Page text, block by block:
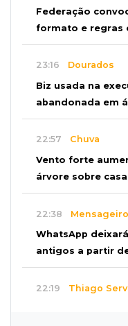
Federação
formato e regras
23:16 Dourados
Biz usada na
abandonada em
22:57 Chuva
Vento forte
árvore sobre
22:38 Mensageiro
WhatsApp
antigos a partir
22:19 Thiago